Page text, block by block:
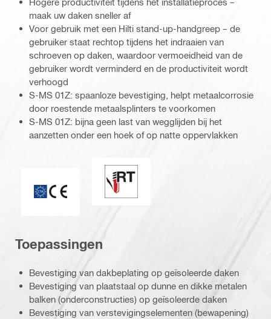
maak uw daken sneller af
Voor gebruik met een Hilti stand-up-handgreep – de
gebruiker staat rechtop tijdens het indraaien van
schroeven op daken, waardoor vermoeidheid van de
gebruiker wordt verminderd en de productiviteit wordt
verhoogd
S-MS 01Z: spaanloze bevestiging, helpt metaalcorrosie
door roestende metaalsplinters te voorkomen
S-MS 01Z: bijna geen last van wegglijden bij het
aanzetten onder een hoek of op natte oppervlakken
Perfect sealing / racingtip
Toepassingen
Bevestiging van dakbeplating op geïsoleerde daken
Bevestiging van plaatstaal op dunne en dikke metalen
balken (onderconstructies) op geïsoleerde daken
Bevestiging van verstevigingselementen (bewapening)